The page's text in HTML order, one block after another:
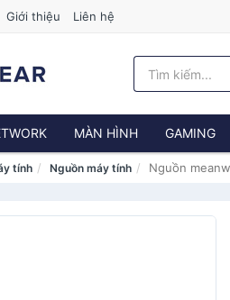
Giới thiệu Liên hệ
MÀN HÌNH GAMING
tính Nguồn máy tính Nguồn